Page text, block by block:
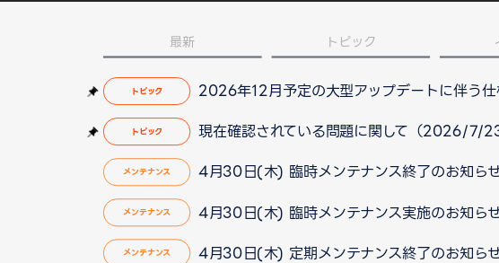
最新 トピック
トピック 2026年12月予定の大型アップデートに伴う
トピック 現在確認されている問題に関して（2026/7/
メンテナンス 4月30日(木) 臨時メンテナンス終了のお知ら
メンテナンス 4月30日(木) 臨時メンテナンス実施のお知ら
メンテナンス 4月30日(木) 定期メンテナンス終了のお知ら